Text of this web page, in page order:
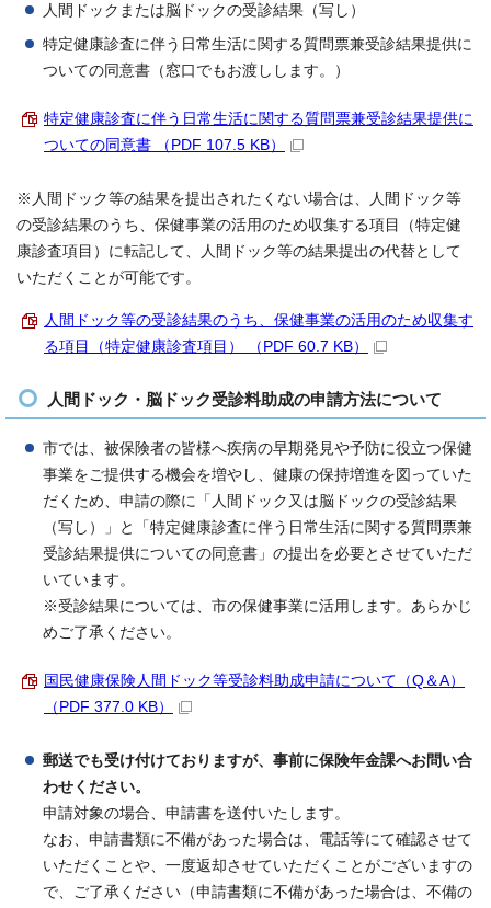
人間ドックまたは脳ドックの受診結果（写し）
特定健康診査に伴う日常生活に関する質問票兼受診結果提供に
ついての同意書（窓口でもお渡しします。）
特定健康診査に伴う日常生活に関する質問票兼受診結果提供に
ついての同意書 （PDF 107.5 KB）
※人間ドック等の結果を提出されたくない場合は、人間ドック等
の受診結果のうち、保健事業の活用のため収集する項目（特定健
康診査項目）に転記して、人間ドック等の結果提出の代替として
いただくことが可能です。
人間ドック等の受診結果のうち、保健事業の活用のため収集す
る項目（特定健康診査項目） （PDF 60.7 KB）
人間ドック・脳ドック受診料助成の申請方法について
市では、被保険者の皆様へ疾病の早期発見や予防に役立つ保健
事業をご提供する機会を増やし、健康の保持増進を図っていた
だくため、申請の際に「人間ドック又は脳ドックの受診結果
（写し）」と「特定健康診査に伴う日常生活に関する質問票兼
受診結果提供についての同意書」の提出を必要とさせていただ
いています。
※受診結果については、市の保健事業に活用します。あらかじ
めご了承ください。
国民健康保険人間ドック等受診料助成申請について（Q＆A）
（PDF 377.0 KB）
郵送でも受け付けておりますが、事前に保険年金課へお問い合
わせください。
申請対象の場合、申請書を送付いたします。
なお、申請書類に不備があった場合は、電話等にて確認させて
いただくことや、一度返却させていただくことがございますの
で、ご了承ください（申請書類に不備があった場合は、不備の